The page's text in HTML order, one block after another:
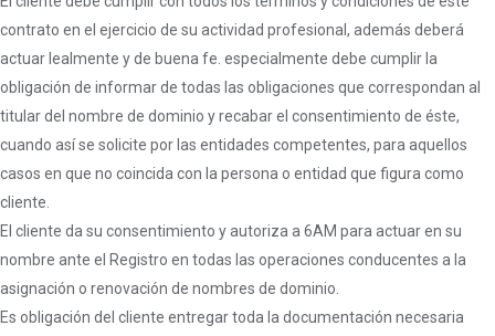
contrato en el ejercicio de su actividad profesional, además deberá
actuar lealmente y de buena fe. especialmente debe cumplir la
obligación de informar de todas las obligaciones que correspondan al
titular del nombre de dominio y recabar el consentimiento de éste,
cuando así se solicite por las entidades competentes, para aquellos
casos en que no coincida con la persona o entidad que figura como
cliente.
El cliente da su consentimiento y autoriza a 6AM para actuar en su
nombre ante el Registro en todas las operaciones conducentes a la
asignación o renovación de nombres de dominio.
Es obligación del cliente entregar toda la documentación necesaria